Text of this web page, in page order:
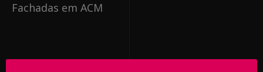
Fachadas em ACM